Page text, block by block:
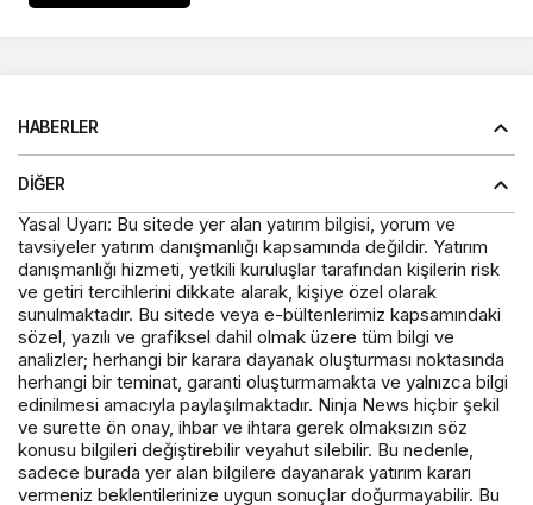
HABERLER
DIĞER
Yasal Uyarı: Bu sitede yer alan yatırım bilgisi, yorum ve
tavsiyeler yatırım danışmanlığı kapsamında değildir. Yatırım
danışmanlığı hizmeti, yetkili kuruluşlar tarafından kişilerin risk
ve getiri tercihlerini dikkate alarak, kişiye özel olarak
sunulmaktadır. Bu sitede veya e-bültenlerimiz kapsamındaki
sözel, yazılı ve grafiksel dahil olmak üzere tüm bilgi ve
analizler; herhangi bir karara dayanak oluşturması noktasında
herhangi bir teminat, garanti oluşturmamakta ve yalnızca bilgi
edinilmesi amacıyla paylaşılmaktadır. Ninja News hiçbir şekil
ve surette ön onay, ihbar ve ihtara gerek olmaksızın söz
konusu bilgileri değiştirebilir veyahut silebilir. Bu nedenle,
sadece burada yer alan bilgilere dayanarak yatırım kararı
vermeniz beklentilerinize uygun sonuçlar doğurmayabilir. Bu